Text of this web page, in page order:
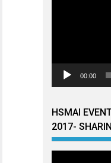
00:00
HSMAI
2017-